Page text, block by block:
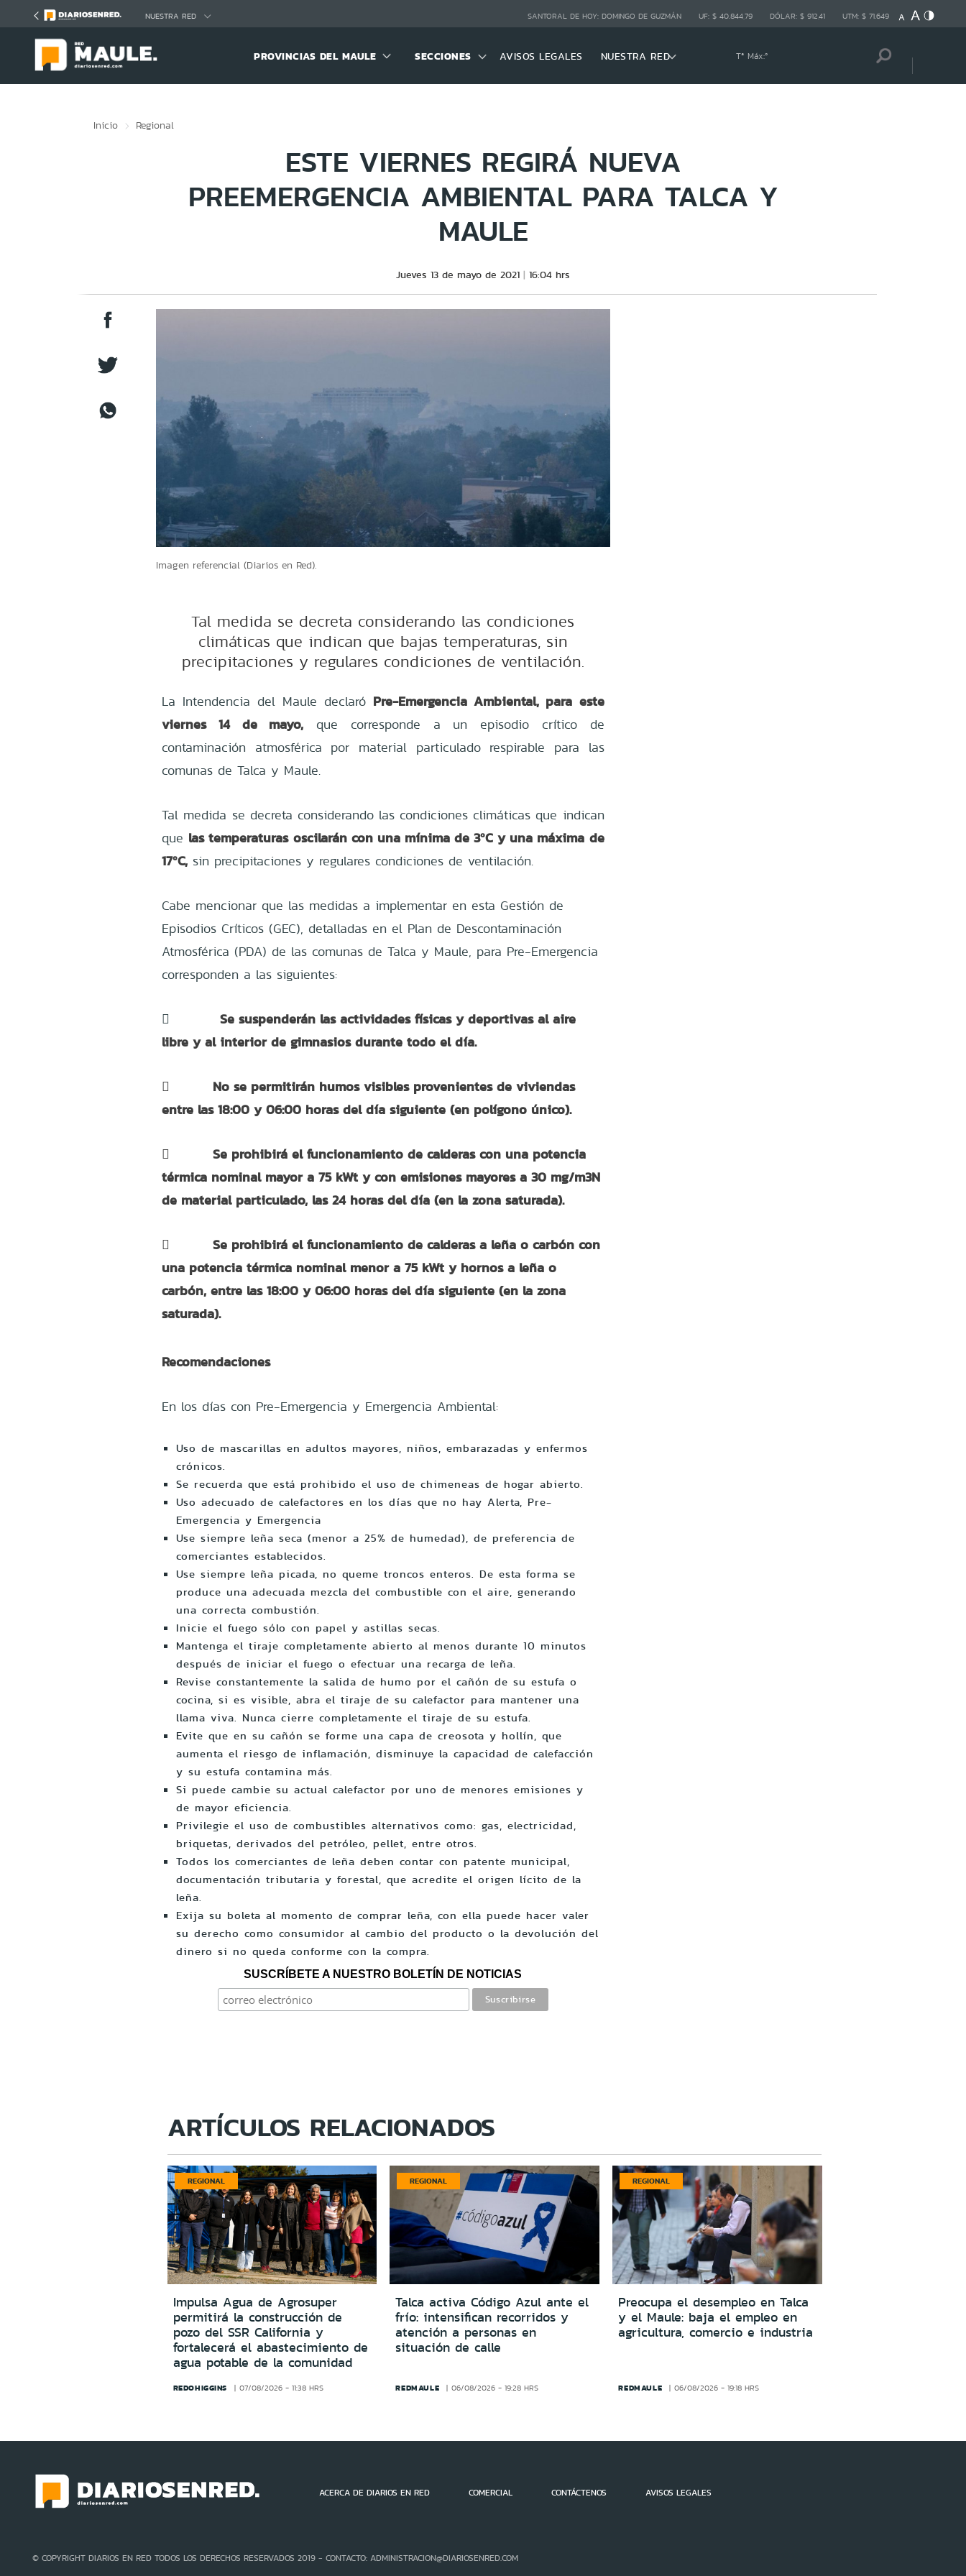
NUESTRA RED SANTORAL DE HOY: DOMINGO DE GUZMÁN UF: $ 40.844,79 DÓLAR: $ 912,41 UTM: $ 71.649
PROVINCIAS DEL MAULE SECCIONES AVISOS LEGALES NUESTRA RED Tª Máx:º
Inicio Regional
ESTE VIERNES REGIRÁ NUEVA
PREEMERGENCIA AMBIENTAL PARA TALCA Y
MAULE
Jueves 13 de mayo de 2021 16:04 hrs
Imagen referencial (Diarios en Red).
Tal medida se decreta considerando las condiciones
climáticas que indican que bajas temperaturas, sin
precipitaciones y regulares condiciones de ventilación.
La Intendencia del Maule declaró Pre-Emergencia Ambiental, para este
viernes 14 de mayo, que corresponde a un episodio crítico de
contaminación atmosférica por material particulado respirable para las
comunas de Talca y Maule.
Tal medida se decreta considerando las condiciones climáticas que indican
que las temperaturas oscilarán con una mínima de 3ºC y una máxima de
17ºC, sin precipitaciones y regulares condiciones de ventilación.
Cabe mencionar que las medidas a implementar en esta Gestión de
Episodios Críticos (GEC), detalladas en el Plan de Descontaminación
Atmosférica (PDA) de las comunas de Talca y Maule, para Pre-Emergencia
corresponden a las siguientes:

Se suspenderán las actividades físicas y deportivas al aire
libre y al interior de gimnasios durante todo el día.

No se permitirán humos visibles provenientes de viviendas
entre las 18:00 y 06:00 horas del día siguiente (en polígono único).

Se prohibirá el funcionamiento de calderas con una potencia
térmica nominal mayor a 75 kWt y con emisiones mayores a 30 mg/m3N
de material particulado, las 24 horas del día (en la zona saturada).

Se prohibirá el funcionamiento de calderas a leña o carbón con
una potencia térmica nominal menor a 75 kWt y hornos a leña o
carbón, entre las 18:00 y 06:00 horas del día siguiente (en la zona
saturada).
Recomendaciones
En los días con Pre-Emergencia y Emergencia Ambiental:
Uso de mascarillas en adultos mayores, niños, embarazadas y enfermos
crónicos.
Se recuerda que está prohibido el uso de chimeneas de hogar abierto.
Uso adecuado de calefactores en los días que no hay Alerta, Pre-
Emergencia y Emergencia
Use siempre leña seca (menor a 25% de humedad), de preferencia de
comerciantes establecidos.
Use siempre leña picada, no queme troncos enteros. De esta forma se
produce una adecuada mezcla del combustible con el aire, generando
una correcta combustión.
Inicie el fuego sólo con papel y astillas secas.
Mantenga el tiraje completamente abierto al menos durante 10 minutos
después de iniciar el fuego o efectuar una recarga de leña.
Revise constantemente la salida de humo por el cañón de su estufa o
cocina, si es visible, abra el tiraje de su calefactor para mantener una
llama viva. Nunca cierre completamente el tiraje de su estufa.
Evite que en su cañón se forme una capa de creosota y hollín, que
aumenta el riesgo de inflamación, disminuye la capacidad de calefacción
y su estufa contamina más.
Si puede cambie su actual calefactor por uno de menores emisiones y
de mayor eficiencia.
Privilegie el uso de combustibles alternativos como: gas, electricidad,
briquetas, derivados del petróleo, pellet, entre otros.
Todos los comerciantes de leña deben contar con patente municipal,
documentación tributaria y forestal, que acredite el origen lícito de la
leña.
Exija su boleta al momento de comprar leña, con ella puede hacer valer
su derecho como consumidor al cambio del producto o la devolución del
dinero si no queda conforme con la compra.
SUSCRÍBETE A NUESTRO BOLETÍN DE NOTICIAS
ARTÍCULOS RELACIONADOS
REGIONAL
Impulsa Agua de Agrosuper
permitirá la construcción de
pozo del SSR California y
fortalecerá el abastecimiento de
agua potable de la comunidad
REDOHIGGINS 07/08/2026 - 11:38 HRS
REGIONAL
Talca activa Código Azul ante el
frío: intensifican recorridos y
atención a personas en
situación de calle
REDMAULE 06/08/2026 - 19:28 HRS
REGIONAL
Preocupa el desempleo en Talca
y el Maule: baja el empleo en
agricultura, comercio e industria
REDMAULE 06/08/2026 - 19:18 HRS
ACERCA DE DIARIOS EN RED COMERCIAL CONTÁCTENOS AVISOS LEGALES
© COPYRIGHT DIARIOS EN RED TODOS LOS DERECHOS RESERVADOS 2019 - CONTACTO: ADMINISTRACION@DIARIOSENRED.COM